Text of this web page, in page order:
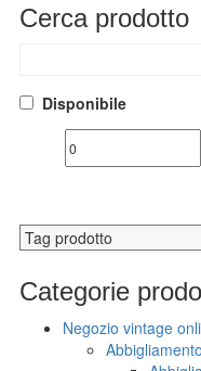
Cerca prodotto
Disponibile
Categorie
Negozio vintage
Abbigliamento